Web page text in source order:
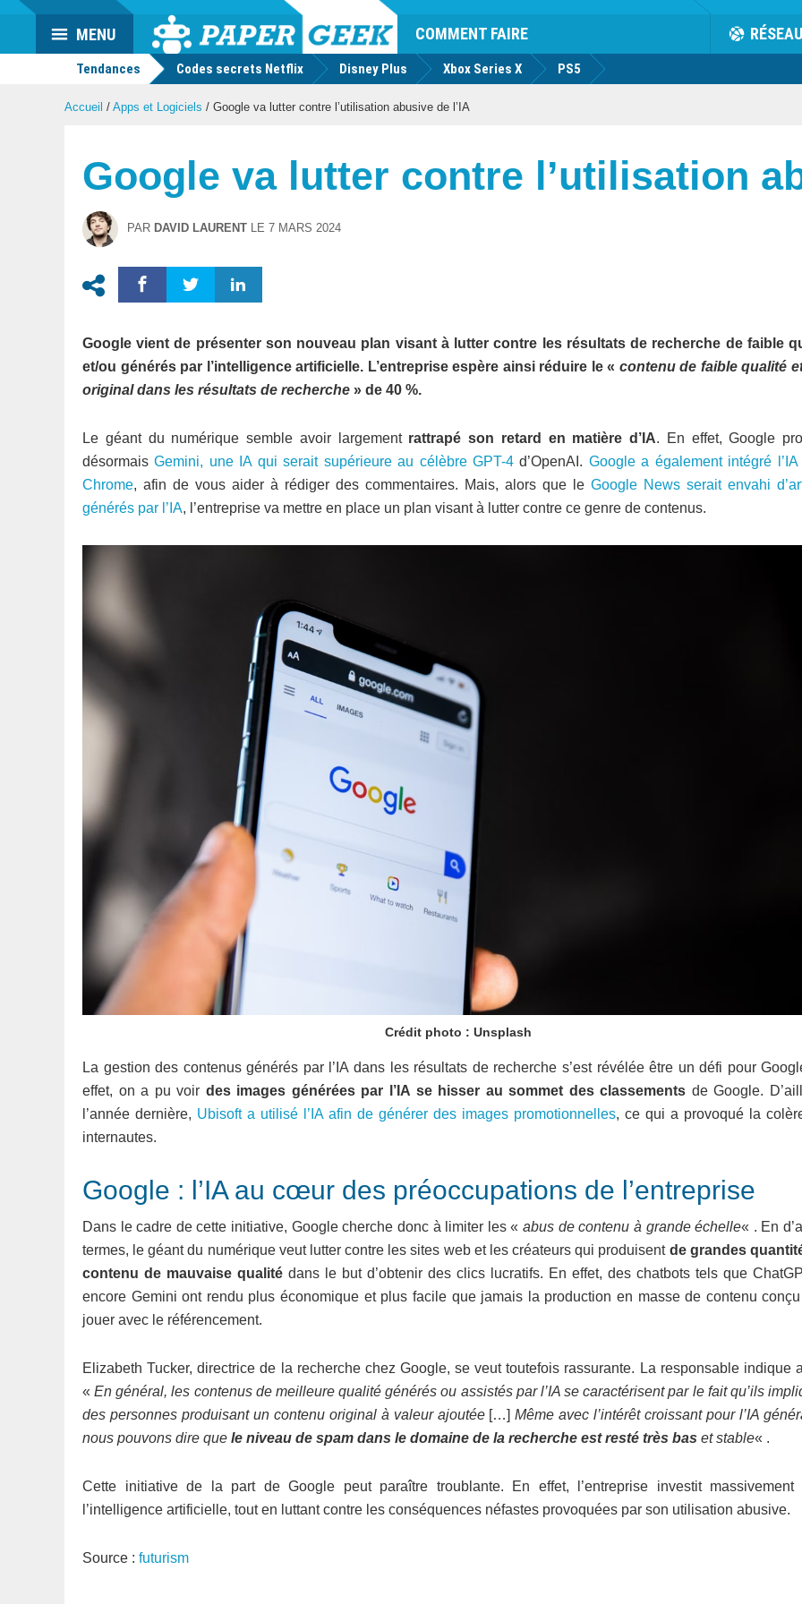
Actu
geek
COMMENT FAIRE RÉSEAU
MENU
Tendances Codes secrets Netflix Disney Plus Xbox Series X PS5
Accueil / Apps et Logiciels / Google va lutter contre l’utilisation abusive de l’IA
Google va lutter contre l’utilisation
PAR DAVID LAURENT LE 7 MARS 2024
Google vient de présenter son nouveau plan visant à lutter contre les résultats de recherche de faible
et/ou générés par l’intelligence artificielle. L’entreprise espère ainsi réduire le « contenu de faible qualité
original dans les résultats de recherche » de 40 %.
Le géant du numérique semble avoir largementrattrapé son retard en matière d’IA. En effet, Google
désormaisGemini, une IA qui serait supérieure au célèbre GPT-4d’OpenAI. Google a également intégré l’IA
Chrome, afin de vous aider à rédiger des commentaires. Mais, alors que le Google News serait envahi
générés par l’IA, l’entreprise va mettre en place un plan visant à lutter contre ce genre de contenus.
Crédit photo : Unsplash
La gestion des contenus générés par l’IA dans les résultats de recherche s’est révélée être un défi pour
effet, on a pu voir des images générées par l’IA se hisser au sommet des classements de Google.
l’année dernière, Ubisoft a utilisé l’IA afin de générer des images promotionnelles, ce qui a provoqué la
internautes.
Google : l’IA au cœur des préoccupations de l’entreprise
Dans le cadre de cette initiative, Google cherche donc à limiter les «abus de contenu à grande échelle« . En
termes, le géant du numérique veut lutter contre les sites web et les créateurs qui produisent de grandes
contenu de mauvaise qualité dans le but d’obtenir des clics lucratifs. En effet, des chatbots tels que
encore Gemini ont rendu plus économique et plus facile que jamais la production en masse de contenu
jouer avec le référencement.
Elizabeth Tucker, directrice de la recherche chez Google, se veut toutefois rassurante. La responsable indique
«En général, les contenus de meilleure qualité générés ou assistés par l’IA se caractérisent par le fait qu’ils
des personnes produisant un contenu original à valeur ajoutée[…] Même avec l’intérêt croissant pour l’IA
nous pouvons dire que le niveau de spam dans le domaine de la recherche est resté très bas et stable« .
Cette initiative de la part de Google peut paraître troublante. En effet, l’entreprise investit massivement
l’intelligence artificielle, tout en luttant contre les conséquences néfastes provoquées par son utilisation abusive.
Source : futurism